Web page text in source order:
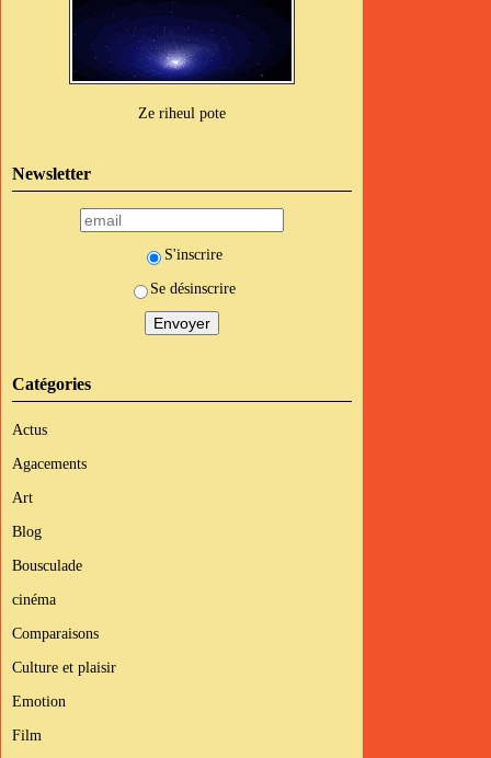
Ze riheul pote
Newsletter
S'inscrire
Se désinscrire
Catégories
Actus
Agacements
Art
Blog
Bousculade
cinéma
Comparaisons
Culture et plaisir
Emotion
Film